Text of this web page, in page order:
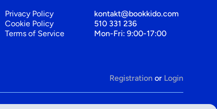
Privacy Policy
Cookie Policy
Terms of Service
kontakt@bookkido.com
510 331 236
Mon-Fri: 9:00-17:00
Registration or Login